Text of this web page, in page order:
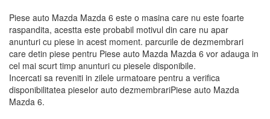
Piese auto Mazda Mazda 6 este o masina care nu este foarte
raspandita, acestta este probabil motivul din care nu apar
anunturi cu piese in acest moment. parcurile de dezmembrari
care detin piese pentru Piese auto Mazda Mazda 6 vor adauga in
cel mai scurt timp anunturi cu piesele disponibile.
Incercati sa reveniti in zilele urmatoare pentru a verifica
disponibilitatea pieselor auto dezmembrariPiese auto Mazda
Mazda 6.